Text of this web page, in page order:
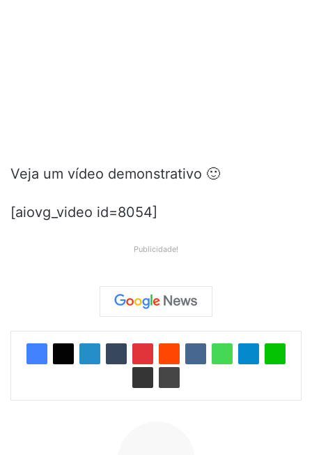
Veja um vídeo demonstrativo 🙂
[aiovg_video id=8054]
Publicidade!